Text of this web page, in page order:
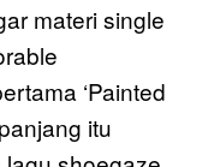
materi single
‘Painted
itu